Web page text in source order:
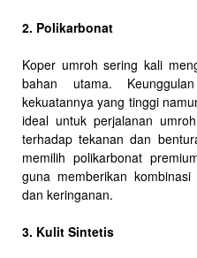
2. Polikarbonat
Koper umroh sering kali
bahan utama.
kekuatannya yang tinggi
ideal untuk perjalanan
terhadap tekanan dan
memilih polikarbonat
guna memberikan
dan keringanan.
3. Kulit Sintetis